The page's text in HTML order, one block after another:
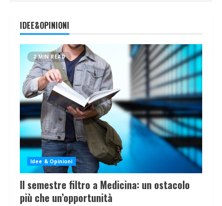
IDEE&OPINIONI
2 MIN READ
Idee & Opinioni
Il semestre filtro a Medicina: un ostacolo
più che un’opportunità